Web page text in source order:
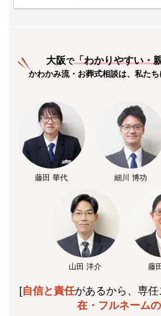
大阪で「わかりやすい・
かわかみ流・お葬式相談は、私たち
藤田 華代 細川 博功
山田 洋介 藤
[自信と責任があるから、専
在・フルネーム